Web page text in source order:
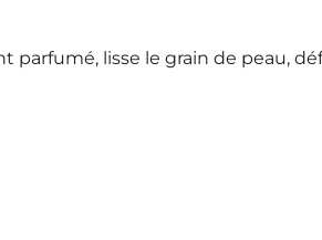
parfumé, lisse le grain de peau,